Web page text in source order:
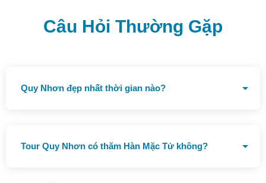
Câu Hỏi Thường Gặp
Quy Nhơn đẹp nhất thời gian nào?
Tour Quy Nhơn có thăm Hàn Mặc Tử không?